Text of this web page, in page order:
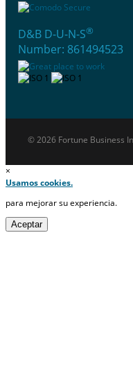
D&B D-U-N-S®
Number: 861494523
© 2026 Fortune Business
×
Usamos cookies.
para mejorar su experiencia.
Aceptar